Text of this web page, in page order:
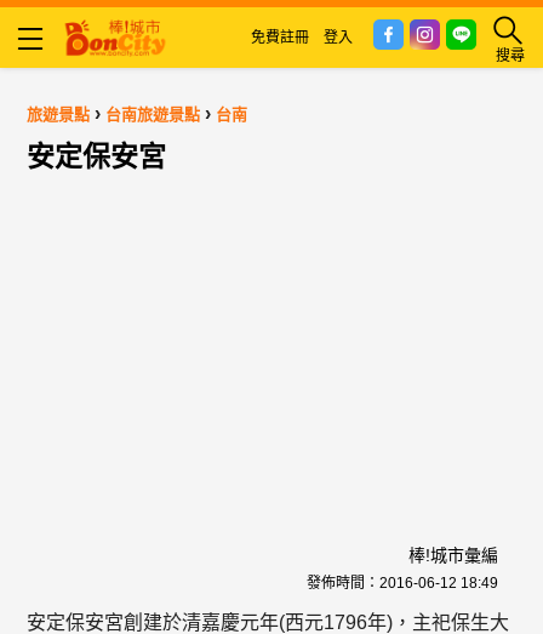
搜尋
免費註冊 登入
旅遊景點 › 台南旅遊景點 › 台南
安定保安宮
棒!城市彙編
發佈時間： 2016-06-12 18:49
安定保安宮創建於清嘉慶元年(西元1796年)，主祀保生大